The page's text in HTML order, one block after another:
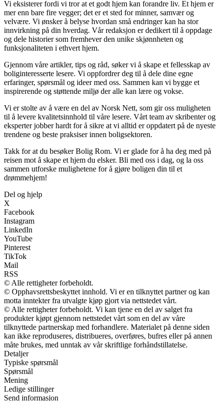
Vi eksisterer fordi vi tror at et godt hjem kan forandre liv. Et hjem er
mer enn bare fire vegger; det er et sted for minner, samvær og
velvære. Vi ønsker å belyse hvordan små endringer kan ha stor
innvirkning på din hverdag. Vår redaksjon er dedikert til å oppdage
og dele historier som fremhever den unike skjønnheten og
funksjonaliteten i ethvert hjem.
Gjennom våre artikler, tips og råd, søker vi å skape et fellesskap av
boliginteresserte lesere. Vi oppfordrer deg til å dele dine egne
erfaringer, spørsmål og ideer med oss. Sammen kan vi bygge et
inspirerende og støttende miljø der alle kan lære og vokse.
Vi er stolte av å være en del av Norsk Nett, som gir oss muligheten
til å levere kvalitetsinnhold til våre lesere. Vårt team av skribenter og
eksperter jobber hardt for å sikre at vi alltid er oppdatert på de nyeste
trendene og beste praksiser innen boligsektoren.
Takk for at du besøker Bolig Rom. Vi er glade for å ha deg med på
reisen mot å skape et hjem du elsker. Bli med oss i dag, og la oss
sammen utforske mulighetene for å gjøre boligen din til et
drømmehjem!
Del og hjelp
X
Facebook
Instagram
LinkedIn
YouTube
Pinterest
TikTok
Mail
RSS
© Alle rettigheter forbeholdt.
© Opphavsrettsbeskyttet innhold. Vi er en tilknyttet partner og kan
motta inntekter fra utvalgte kjøp gjort via nettstedet vårt.
© Alle rettigheter forbeholdt. Vi kan tjene en del av salget fra
produkter kjøpt gjennom nettstedet vårt som en del av våre
tilknyttede partnerskap med forhandlere. Materialet på denne siden
kan ikke reproduseres, distribueres, overføres, bufres eller på annen
måte brukes, med unntak av vår skriftlige forhåndstillatelse.
Detaljer
Typiske spørsmål
Spørsmål
Mening
Ledige stillinger
Send informasjon